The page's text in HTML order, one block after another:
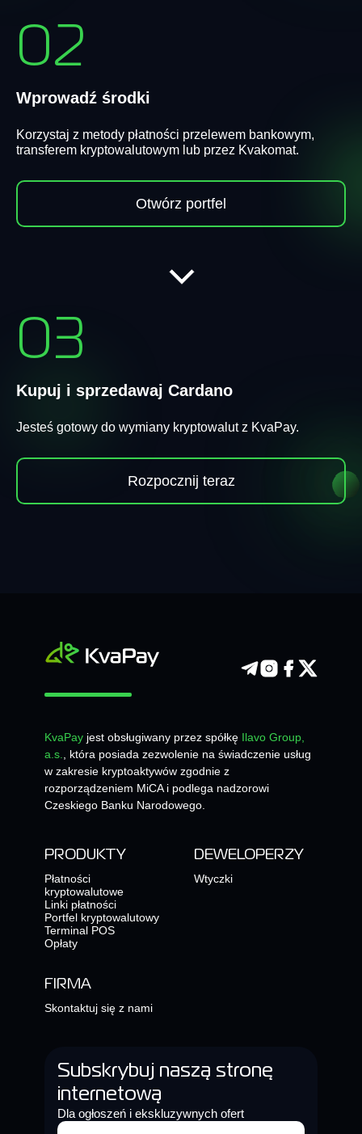
02
Wprowadź środki
Korzystaj z metody płatności przelewem bankowym,
transferem kryptowalutowym lub przez Kvakomat.
Otwórz portfel
03
Kupuj i sprzedawaj Cardano
Jesteś gotowy do wymiany kryptowalut z KvaPay.
Rozpocznij teraz
KvaPay jest obsługiwany przez spółkę Ilavo Group,
a.s., która posiada zezwolenie na świadczenie usług
w zakresie kryptoaktywów zgodnie z
rozporządzeniem MiCA i podlega nadzorowi
Czeskiego Banku Narodowego.
PRODUKTY
Płatności
kryptowalutowe
Linki płatności
Portfel kryptowalutowy
Terminal POS
Opłaty
DEWELOPERZY
Wtyczki
FIRMA
Skontaktuj się z nami
Subskrybuj naszą stronę
internetową
Dla ogłoszeń i ekskluzywnych ofert